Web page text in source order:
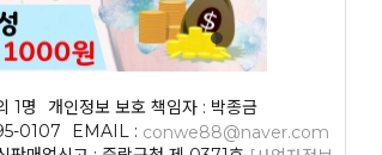
1명
개인정보 보호 책임자 : 박종금
0107 EMAIL : conwe88@naver.com